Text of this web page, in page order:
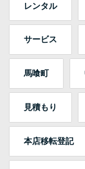
レンタル
サービス
馬喰町
見積もり
本店移転登記